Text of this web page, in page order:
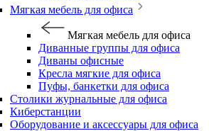
Мягкая мебель для офиса
Мягкая мебель для офиса
Диванные группы для офиса
Диваны офисные
Кресла мягкие для офиса
Пуфы, банкетки для офиса
Столики журнальные для офиса
Киберстанции
Оборудование и аксессуары для офиса